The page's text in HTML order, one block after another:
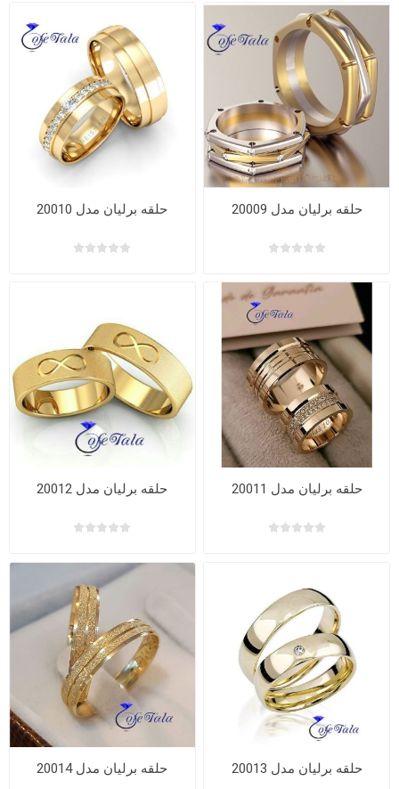
حلقه برلیان مدل 20009 حلقه برلیان مدل 20010
حلقه برلیان مدل 20011 حلقه برلیان مدل 20012
حلقه برلیان مدل 20013 حلقه برلیان مدل 20014